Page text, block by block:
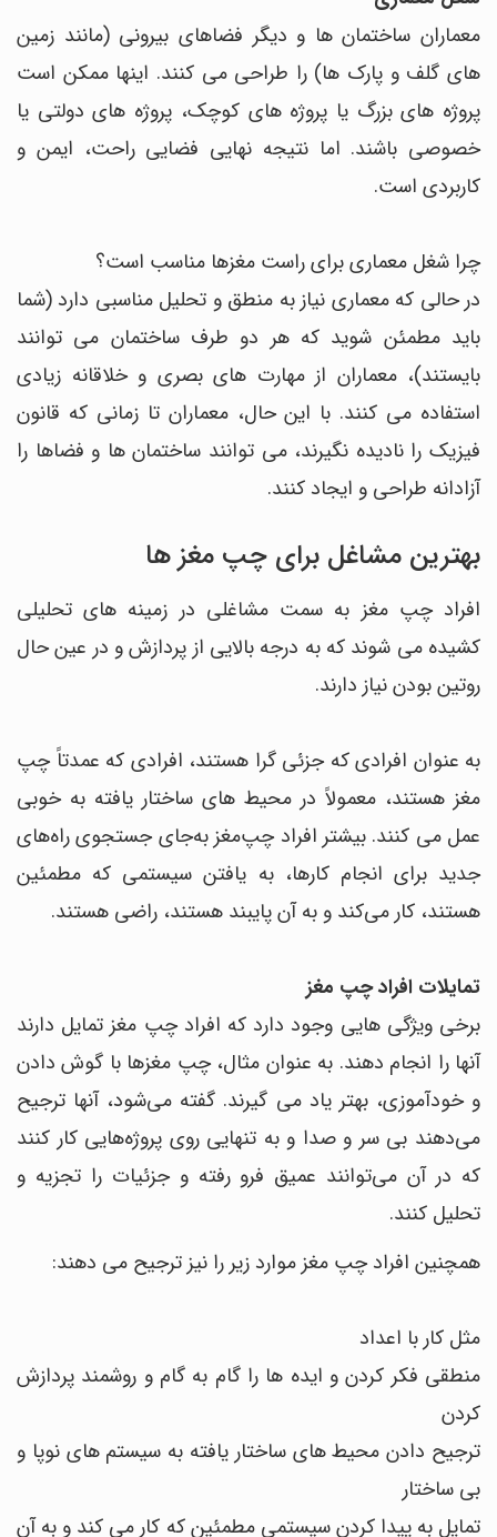
معماران ساختمان ها و دیگر فضاهای بیرونی (مانند زمین
های گلف و پارک ها) را طراحی می کنند. اینها ممکن است
پروژه های بزرگ یا پروژه های کوچک، پروژه های دولتی یا
خصوصی باشند. اما نتیجه نهایی فضایی راحت، ایمن و
کاربردی است.
چرا شغل معماری برای راست مغزها مناسب است؟
در حالی که معماری نیاز به منطق و تحلیل مناسبی دارد (شما
باید مطمئن شوید که هر دو طرف ساختمان می توانند
بایستند)، معماران از مهارت های بصری و خلاقانه زیادی
استفاده می کنند. با این حال، معماران تا زمانی که قانون
فیزیک را نادیده نگیرند، می توانند ساختمان ها و فضاها را
آزادانه طراحی و ایجاد کنند.
بهترین مشاغل برای چپ مغز ها
افراد چپ مغز به سمت مشاغلی در زمینه های تحلیلی
کشیده می شوند که به درجه بالایی از پردازش و در عین حال
روتین بودن نیاز دارند.
به عنوان افرادی که جزئی گرا هستند، افرادی که عمدتاً چپ
مغز هستند، معمولاً در محیط های ساختار یافته به خوبی
عمل می کنند. بیشتر افراد چپ‌مغز به‌جای جستجوی راه‌های
جدید برای انجام کارها، به یافتن سیستمی که مطمئین
هستند، کار می‌کند و به آن پایبند هستند، راضی هستند.
تمایلات افراد چپ مغز
برخی ویژگی هایی وجود دارد که افراد چپ مغز تمایل دارند
آنها را انجام دهند. به عنوان مثال، چپ مغزها با گوش دادن
و خودآموزی، بهتر یاد می گیرند. گفته می‌شود، آنها ترجیح
می‌دهند بی سر و صدا و به تنهایی روی پروژه‌هایی کار کنند
که در آن می‌توانند عمیق فرو رفته و جزئیات را تجزیه و
تحلیل کنند.
همچنین افراد چپ مغز موارد زیر را نیز ترجیح می دهند:
مثل کار با اعداد
منطقی فکر کردن و ایده ها را گام به گام و روشمند پردازش
کردن
ترجیح دادن محیط های ساختار یافته به سیستم های نوپا و
بی ساختار
تمایل به پیدا کردن سیستمی مطمئین که کار می کند و به آن